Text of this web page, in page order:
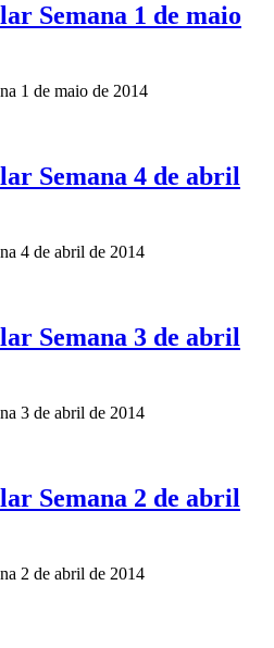
Semana 1 de maio
1 de maio de 2014
Semana 4 de abril
4 de abril de 2014
Semana 3 de abril
3 de abril de 2014
Semana 2 de abril
2 de abril de 2014